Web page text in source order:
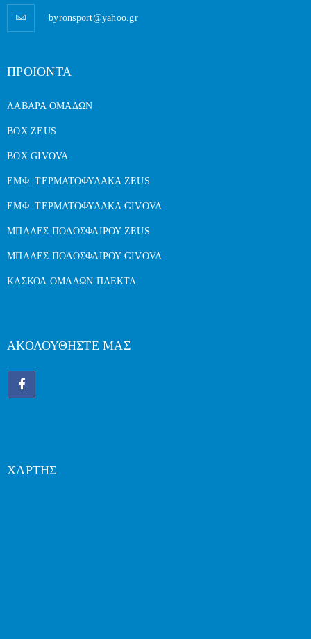
byronsport@yahoo.gr
ΠΡΟΙΟΝΤΑ
ΛΑΒΑΡΑ ΟΜΑΔΩΝ
BOX ZEUS
BOX GIVOVA
ΕΜΦ. ΤΕΡΜΑΤΟΦΥΛΑΚΑ ZEUS
ΕΜΦ. ΤΕΡΜΑΤΟΦΥΛΑΚΑ GIVOVA
ΜΠΑΛΕΣ ΠΟΔΟΣΦΑΙΡΟΥ ZEUS
ΜΠΑΛΕΣ ΠΟΔΟΣΦΑΙΡΟΥ GIVOVA
ΚΑΣΚΟΛ ΟΜΑΔΩΝ ΠΛΕΚΤΑ
ΑΚΟΛΟΥΘΗΣΤΕ ΜΑΣ
ΧΑΡΤΗΣ